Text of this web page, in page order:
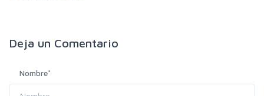
Deja un Comentario
Nombre*